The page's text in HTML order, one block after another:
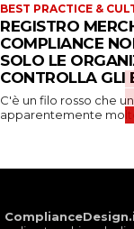
BEST PRACTICE &
REGISTRO
COMPLIANCE
SOLO LE
CONTROLLA GLI
C'è un filo rosso che
apparentemente molto